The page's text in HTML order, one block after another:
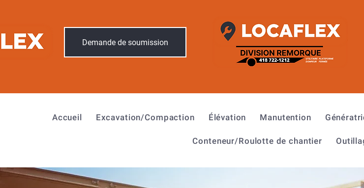
Demande de soumission
Accueil Excavation/Compaction Élévation Manutention
Conteneur/Roulotte de chantier